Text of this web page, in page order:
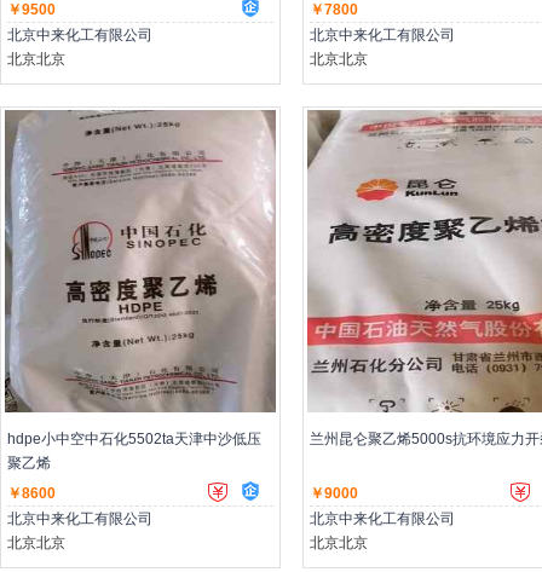
￥9500
北京中来化工有限公司
北京北京
￥7800
北京中来化工有限公司
北京北京
hdpe小中空中石化5502ta天津中沙低压
聚乙烯
￥8600
北京中来化工有限公司
北京北京
兰州昆仑聚乙烯5000s抗环境应力
￥9000
北京中来化工有限公司
北京北京